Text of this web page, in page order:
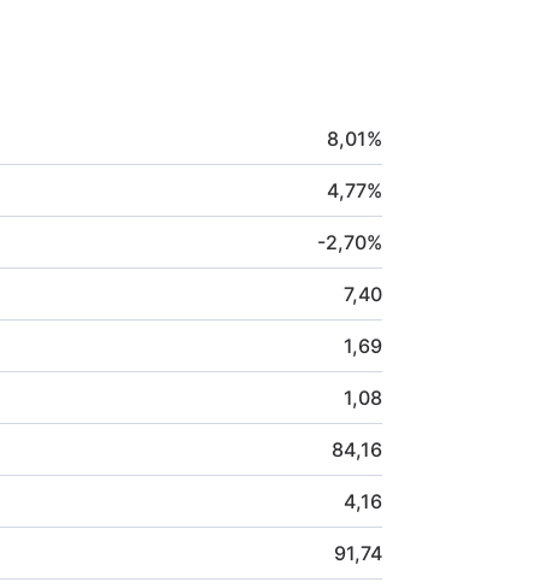
8,01%
4,77%
-2,70%
7,40
1,69
1,08
84,16
4,16
91,74